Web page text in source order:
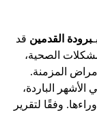
برودة القدمين قد
الصحية،
المزمنة.
الأشهر الباردة،
وفقًا لتقرير